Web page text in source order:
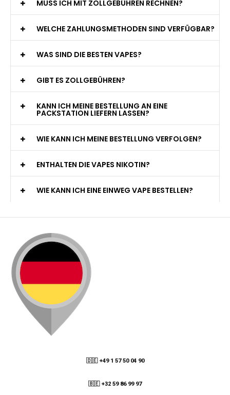
MUSS ICH MIT ZOLLGEBÜHREN RECHNEN?
WELCHE ZAHLUNGSMETHODEN SIND VERFÜGBAR?
WAS SIND DIE BESTEN VAPES?
GIBT ES ZOLLGEBÜHREN?
KANN ICH MEINE BESTELLUNG AN EINE
PACKSTATION LIEFERN LASSEN?
WIE KANN ICH MEINE BESTELLUNG VERFOLGEN?
ENTHALTEN DIE VAPES NIKOTIN?
WIE KANN ICH EINE EINWEG VAPE BESTELLEN?
🇩🇪 +49 1 57 50 04 90
🇧🇪 +32 59 86 99 97